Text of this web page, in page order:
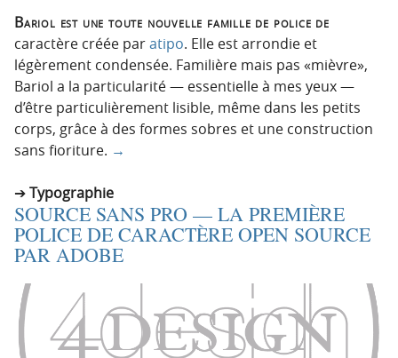
Bariol est une toute nouvelle famille de police de
caractère créée paratipo. Elle est arrondie et
légèrement condensée. Familière mais pas «mièvre»,
Bariol a la particularité — essentielle à mes yeux —
d’être particulièrement lisible, même dans les petits
corps, grâce à des formes sobres et une construction
sans fioriture. →
Typographie
SOURCE SANS PRO — LA PREMIÈRE
POLICE DE CARACTÈRE OPEN SOURCE
PAR ADOBE